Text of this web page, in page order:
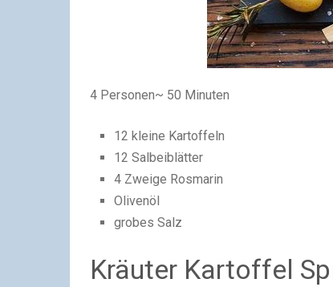
4 Personen~ 50 Minuten
12 kleine Kartoffeln
12 Salbeiblätter
4 Zweige Rosmarin
Olivenöl
grobes Salz
Kräuter Kartoffel